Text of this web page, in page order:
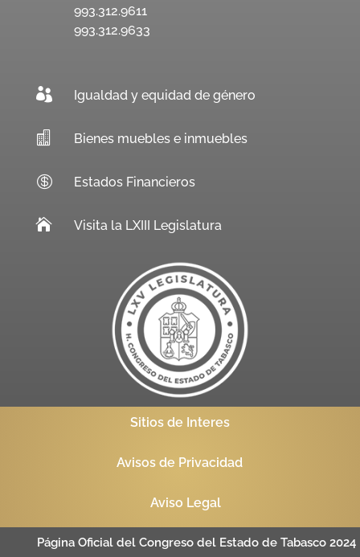
993.312.9611
993.312.9633
 Igualdad y equidad de género
 Bienes muebles e inmuebles
 Estados Financieros
 Visita la LXIII Legislatura
Sitios de Interes
Avisos de Privacidad
Aviso Legal
Página Oficial del Congreso del Estado de Tabasco 2024